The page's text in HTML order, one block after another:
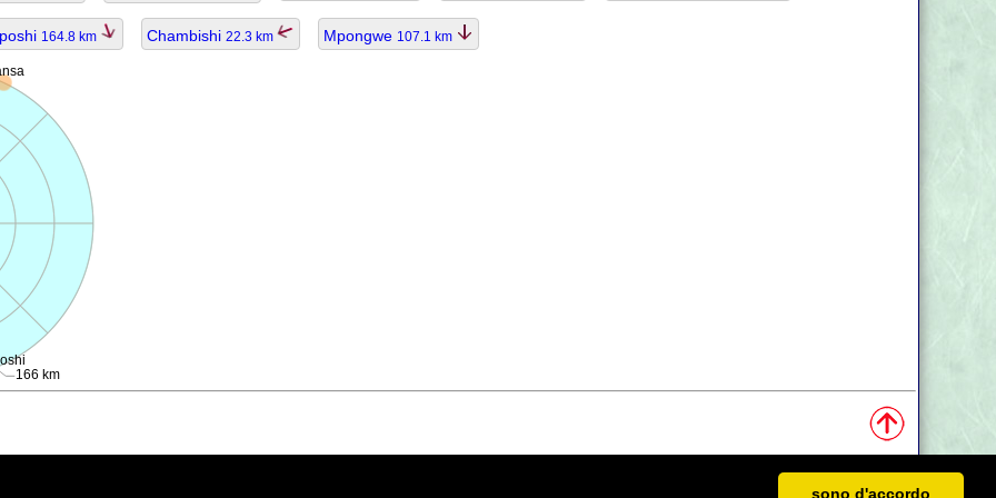
sono d'accordo
164.8 km Chambishi 22.3 km Mpongwe 107.1 km
166 km